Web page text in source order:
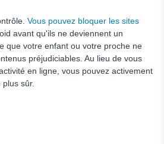
Vous pouvez bloquer les sites
avant qu'ils ne deviennent un
que votre enfant ou votre proche ne
préjudiciables. Au lieu de vous
en ligne, vous pouvez activement
sûr.